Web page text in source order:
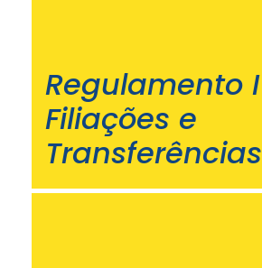
Regulamento I
Filiações e
Transferências